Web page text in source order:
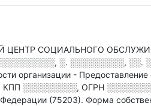
СОЦИАЛЬНОГО
░. ░░░░░░░░░, ░░.
организации -
КПП ░░░░░░░░░, ОГРН
(75203). Форма